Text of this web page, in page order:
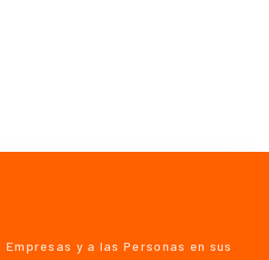
Empresas y a las Personas en sus